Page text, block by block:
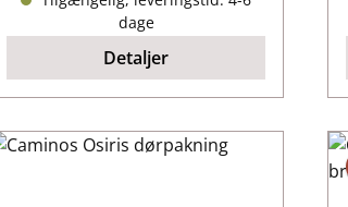
dage
Detaljer